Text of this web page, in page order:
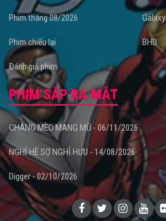
Phim tháng 08/2026
Phim chiếu lại
Đánh giá phim
Galaxy
BHD
PHIM SẮP RA MẮT
CHÀNG MÈO MANG MŨ - 06/11/2026
NGHỈ HÈ SỢ NGHỈ HƯU - 14/08/2026
Digger - 02/10/2026